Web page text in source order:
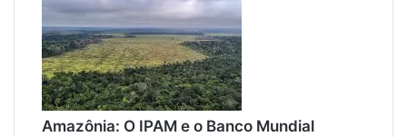
Amazônia: O IPAM e o Banco Mundial